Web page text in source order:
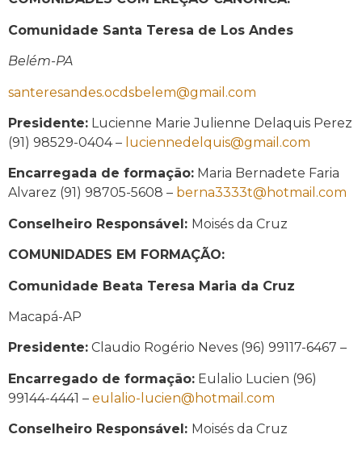
Comunidade Santa Teresa de Los Andes
Belém-PA
santeresandes.ocdsbelem@gmail.com
Presidente: Lucienne Marie Julienne Delaquis Perez
(91) 98529-0404 – luciennedelquis@gmail.com
Encarregada de formação: Maria Bernadete Faria
Alvarez (91) 98705-5608 – berna3333t@hotmail.com
Conselheiro Responsável: Moisés da Cruz
COMUNIDADES EM FORMAÇÃO:
Comunidade Beata Teresa Maria da Cruz
Macapá-AP
Presidente: Claudio Rogério Neves (96) 99117-6467 –
Encarregado de formação: Eulalio Lucien (96)
99144-4441 – eulalio-lucien@hotmail.com
Conselheiro Responsável: Moisés da Cruz